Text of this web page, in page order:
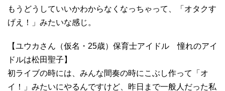
もうどうしていいかわからなくなっちゃって、「オタクす
げえ！」みたいな感じ。
【ユウカさん（仮名・25歳）保育士アイドル 憧れのアイ
ドルは松田聖子】
初ライブの時には、みんな間奏の時にこぶし作って「オ
イ！」みたいにやるんですけど、昨日まで一般人だった私